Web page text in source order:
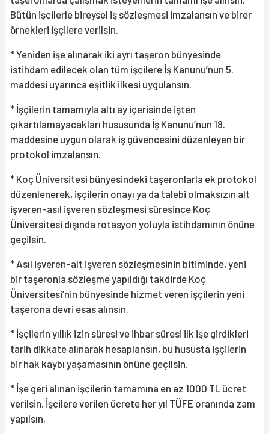
Bütün işçilerle bireysel iş sözleşmesi imzalansın ve birer
örnekleri işçilere verilsin.
* Yeniden işe alınarak iki ayrı taşeron bünyesinde
istihdam edilecek olan tüm işçilere İş Kanunu’nun 5.
maddesi uyarınca eşitlik ilkesi uygulansın.
* İşçilerin tamamıyla altı ay içerisinde işten
çıkartılamayacakları hususunda İş Kanunu’nun 18.
maddesine uygun olarak iş güvencesini düzenleyen bir
protokol imzalansın.
* Koç Üniversitesi bünyesindeki taşeronlarla ek protokol
düzenlenerek, işçilerin onayı ya da talebi olmaksızın alt
işveren-asıl işveren sözleşmesi süresince Koç
Üniversitesi dışında rotasyon yoluyla istihdamının önüne
geçilsin.
* Asıl işveren-alt işveren sözleşmesinin bitiminde, yeni
bir taşeronla sözleşme yapıldığı takdirde Koç
Üniversitesi’nin bünyesinde hizmet veren işçilerin yeni
taşerona devri esas alınsın.
* İşçilerin yıllık izin süresi ve ihbar süresi ilk işe girdikleri
tarih dikkate alınarak hesaplansın, bu hususta işçilerin
bir hak kaybı yaşamasının önüne geçilsin.
* İşe geri alınan işçilerin tamamına en az 1000 TL ücret
verilsin. İşçilere verilen ücrete her yıl TÜFE oranında zam
yapılsın.